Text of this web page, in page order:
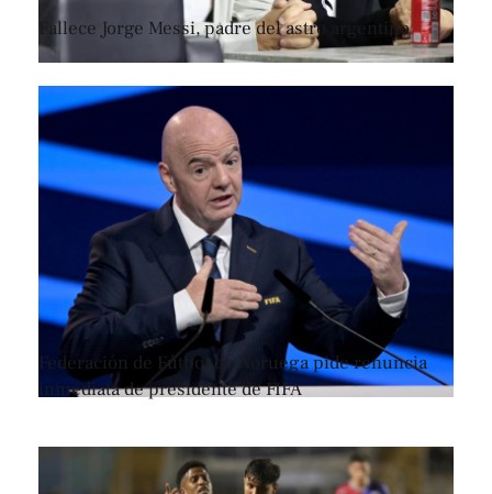
Fallece Jorge Messi, padre del astro argentino
Federación de Fútbol de Noruega pide renuncia
inmediata de presidente de FIFA